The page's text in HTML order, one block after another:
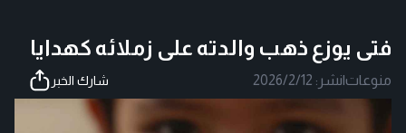
فتى يوزع ذهب والدته على زملائه كهدايا
منوعات|نشر: 2026/2/12 شارك الخبر